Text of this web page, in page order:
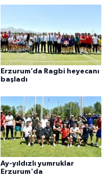
Erzurum’da Ragbi heyecanı
başladı
Ay-yıldızlı yumruklar
Erzurum'da